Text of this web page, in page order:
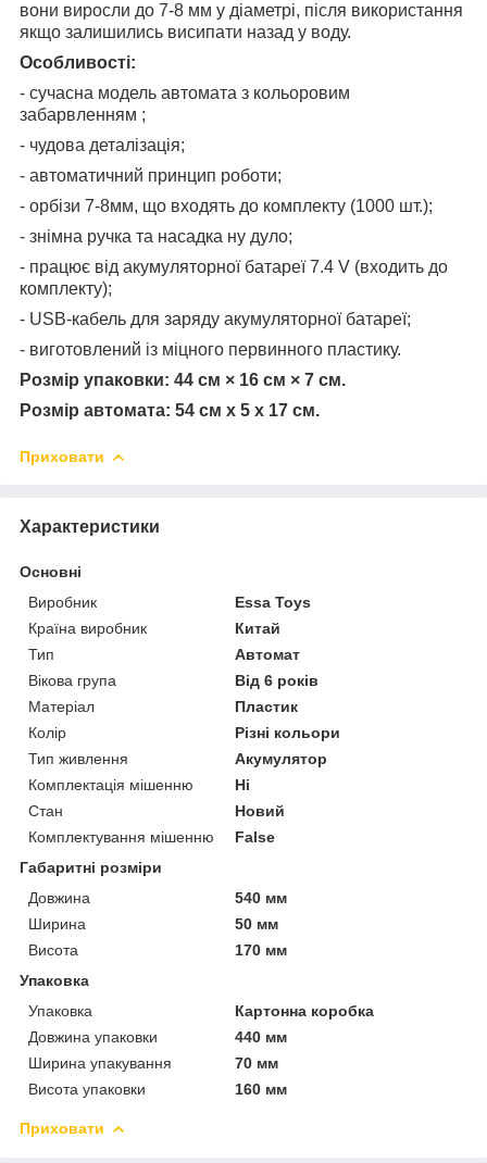
вони виросли до 7-8 мм у діаметрі, після використання
якщо залишились висипати назад у воду.
Особливості:
- сучасна модель автомата з кольоровим
забарвленням ;
- чудова деталізація;
- автоматичний принцип роботи;
- орбізи 7-8мм, що входять до комплекту (1000 шт.);
- знімна ручка та насадка ну дуло;
- працює від акумуляторної батареї 7.4 V (входить до
комплекту);
- USB-кабель для заряду акумуляторної батареї;
- виготовлений із міцного первинного пластику.
Розмір упаковки: 44 см × 16 см × 7 см.
Розмір автомата: 54 см х 5 х 17 см.
Приховати
Характеристики
Основні
Виробник
Essa Toys
Країна виробник
Китай
Тип
Автомат
Вікова група
Від 6 років
Матеріал
Пластик
Колір
Різні кольори
Тип живлення
Акумулятор
Комплектація мішенню
Ні
Стан
Новий
Комплектування мішенню
False
Габаритні розміри
Довжина
540 мм
Ширина
50 мм
Висота
170 мм
Упаковка
Упаковка
Картонна коробка
Довжина упаковки
440 мм
Ширина упакування
70 мм
Висота упаковки
160 мм
Приховати